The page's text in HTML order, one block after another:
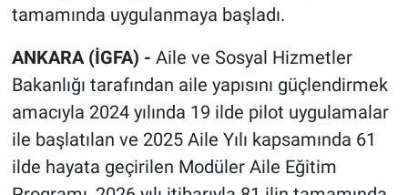
tamamında uygulanmaya başladı.
ANKARA (İGFA) - Aile ve Sosyal Hizmetler
Bakanlığı tarafından aile yapısını güçlendirmek
amacıyla 2024 yılında 19 ilde pilot uygulamalar
ile başlatılan ve 2025 Aile Yılı kapsamında 61
ilde hayata geçirilen Modüler Aile Eğitim